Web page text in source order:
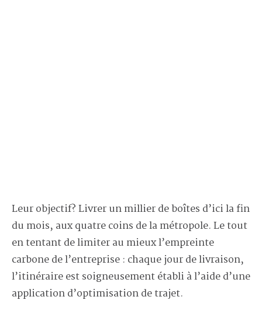
Leur objectif? Livrer un millier de boîtes d’ici la fin
du mois, aux quatre coins de la métropole. Le tout
en tentant de limiter au mieux l’empreinte
carbone de l’entreprise : chaque jour de livraison,
l’itinéraire est soigneusement établi à l’aide d’une
application d’optimisation de trajet.